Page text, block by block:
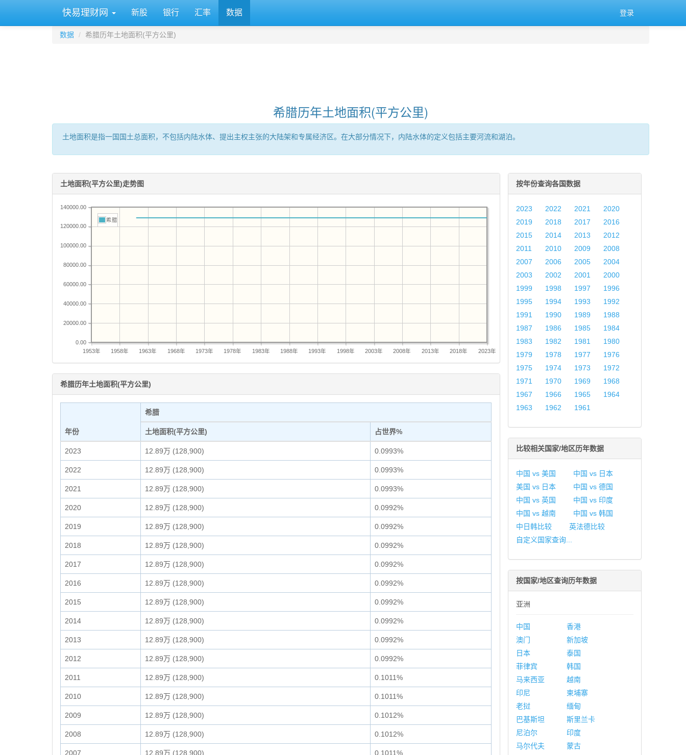
快易理财网 新股 银行 汇率 数据 登录
数据 希腊历年土地面积(平方公里)
希腊历年土地面积(平方公里)
土地面积是指一国国土总面积，不包括内陆水体、提出主权主张的大陆架和专属经济区。在大部分情况下，内陆水体的定义包括主要河流和湖泊。
土地面积(平方公里)走势图
1953年 1958年 1963年 1968年 1973年 1978年 1983年 1988年 1993年 1998年 2003年 2008年 2013年 2018年 2023年
0.00
20000.00
40000.00
60000.00
80000.00
100000.00
120000.00
140000.00
希腊
希腊历年土地面积(平方公里)
年份
希腊
土地面积(平方公里) 占世界%
2023 12.89万 (128,900) 0.0993%
2022 12.89万 (128,900) 0.0993%
2021 12.89万 (128,900) 0.0993%
2020 12.89万 (128,900) 0.0992%
2019 12.89万 (128,900) 0.0992%
2018 12.89万 (128,900) 0.0992%
2017 12.89万 (128,900) 0.0992%
2016 12.89万 (128,900) 0.0992%
2015 12.89万 (128,900) 0.0992%
2014 12.89万 (128,900) 0.0992%
2013 12.89万 (128,900) 0.0992%
2012 12.89万 (128,900) 0.0992%
2011 12.89万 (128,900) 0.1011%
2010 12.89万 (128,900) 0.1011%
2009 12.89万 (128,900) 0.1012%
2008 12.89万 (128,900) 0.1012%
2007 12.89万 (128,900) 0.1011%
按年份查询各国数据
2023 2022 2021
2020
2019
2018 2017
2016
2015
2014 2013
2012
2011
2010 2009
2008
2007
2006 2005
2004
2003
2002 2001
2000
1999
1998 1997
1996
1995
1994 1993
1992
1991
1990 1989
1988
1987
1986 1985
1984
1983
1982 1981
1980
1979
1978 1977
1976
1975
1974 1973
1972
1971
1970 1969
1968
1967
1966 1965
1964
1963
1962 1961
比较相关国家/地区历年数据
中国 vs 美国
中国 vs 日本
美国 vs 日本
中国 vs 德国
中国 vs 英国
中国 vs 印度
中国 vs 越南
中国 vs 韩国
中日韩比较
英法德比较
自定义国家查询...
按国家/地区查询历年数据
亚洲
中国
香港
澳门
新加坡
日本
泰国
菲律宾
韩国
马来西亚
越南
印尼
柬埔寨
老挝
缅甸
巴基斯坦
斯里兰卡
尼泊尔
印度
马尔代夫
蒙古